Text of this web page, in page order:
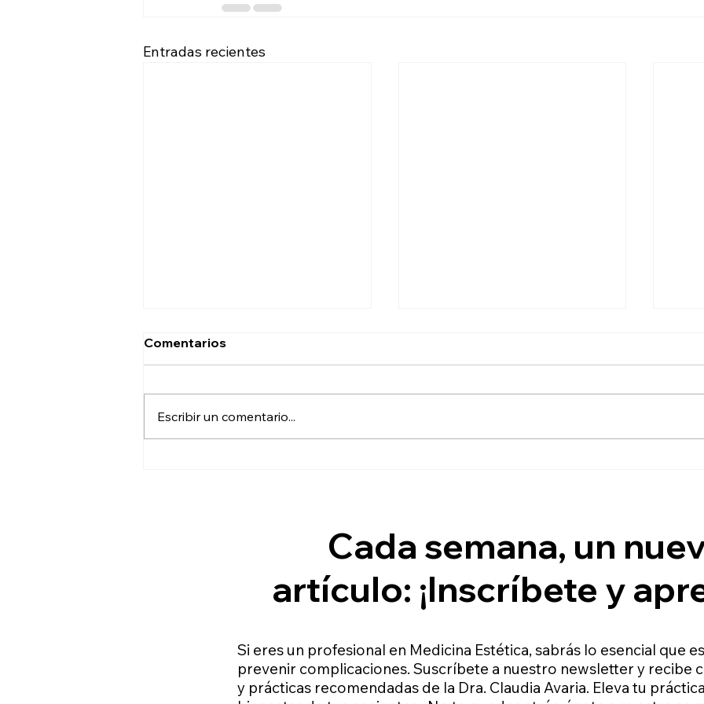
Cada semana, un
artículo: ¡Inscríbete y
Si eres un profesional en Medicina Estética, sabrás lo esencial que
prevenir complicaciones. Suscríbete a nuestro newsletter y recibe
y prácticas recomendadas de la Dra. Claudia Avaria. Eleva tu
Entradas recientes
Comentarios
Escribir un comentario...